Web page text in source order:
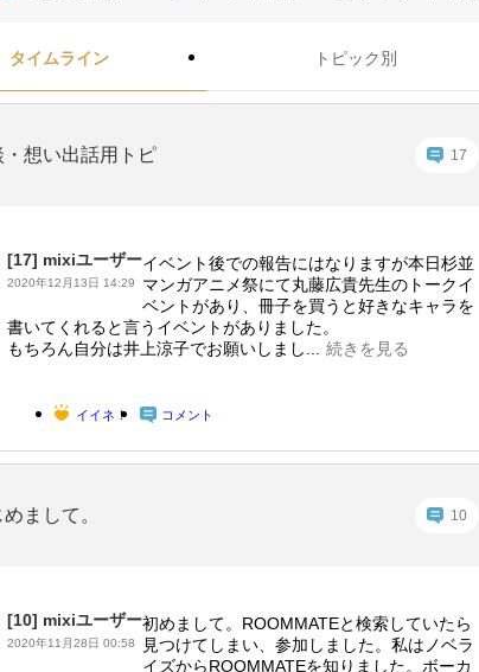
タイムライン トピック別
・想い出話用トピ 17
[17] mixiユーザー
2020年12月13日 14:29
イベント後での報告にはなりますが本日杉並
マンガアニメ祭にて丸藤広貴先生のトークイ
ベントがあり、冊子を買うと好きなキャラを
書いてくれると言うイベントがありました。
もちろん自分は井上涼子でお願いしまし...
続きを見る
イイネ！ コメント
まして。 10
[10] mixiユーザー
2020年11月28日 00:58
初めまして。ROOMMATEと検索していたら
見つけてしまい、参加しました。私はノベラ
イズからROOMMATEを知りました。ボーカ